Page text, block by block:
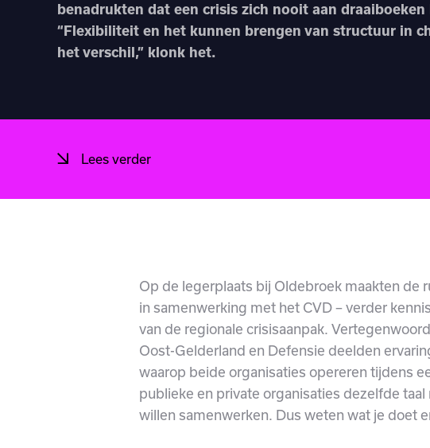
benadrukten dat een crisis zich nooit aan
“Flexibiliteit en het kunnen brengen van structuur in
het verschil,” klonk het.
Lees verder
Op de legerplaats bij Oldebroek maakten de
in samenwerking met het CVD – verder
van de regionale crisisaanpak.
Oost-Gelderland en Defensie deelden
waarop beide organisaties opereren tijdens
publieke en private organisaties dezelfde
willen samenwerken. Dus weten wat je doet